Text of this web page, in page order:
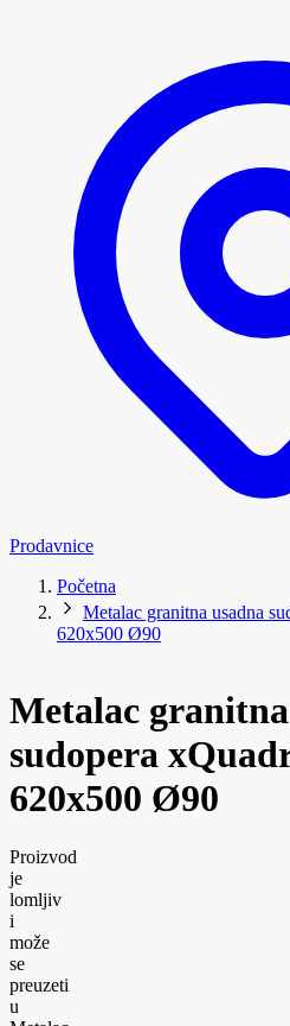
Prodavnice
Početna
Metalac granitna usadna
620x500 Ø90
Metalac
sudopera
620x500 Ø90
Proizvod
je
lomljiv
i
može
se
preuzeti
u